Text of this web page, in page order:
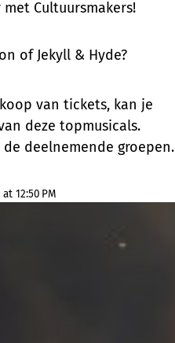
Cultuursmakers!
of Jekyll & Hyde?
van tickets, kan je
deze topmusicals.
deelnemende groepen.
12:50 PM